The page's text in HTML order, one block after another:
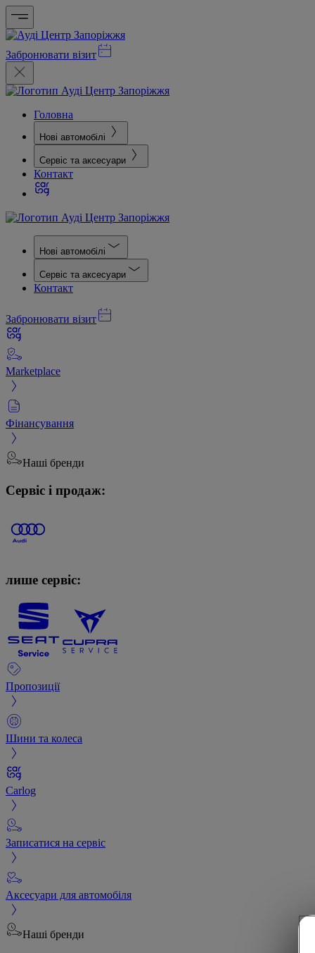
Забронювати візит
Головна
Нові автомобілі
Сервіс та аксесуари
Контакт
Нові автомобілі
Сервіс та аксесуари
Контакт
Забронювати візит
Marketplace
Фінансування
Наші бренди
Сервіс і продаж:
лише сервіс:
Пропозиції
Шини та колеса
Carlog
Записатися на сервіс
Аксесуари для автомобіля
Наші бренди